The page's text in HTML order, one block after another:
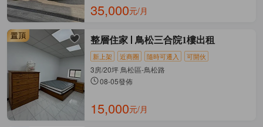
35,000元/月
整層住家 鳥松三合院1樓出租
新上架 近商圈 隨時可遷入 可開伙
3房/20坪 鳥松區-鳥松路
08-05發佈
15,000元/月